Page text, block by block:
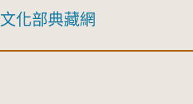
文化部典藏網